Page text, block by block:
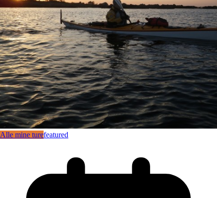
Alle mine turefeatured